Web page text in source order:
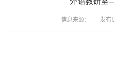
信息来源： 发布